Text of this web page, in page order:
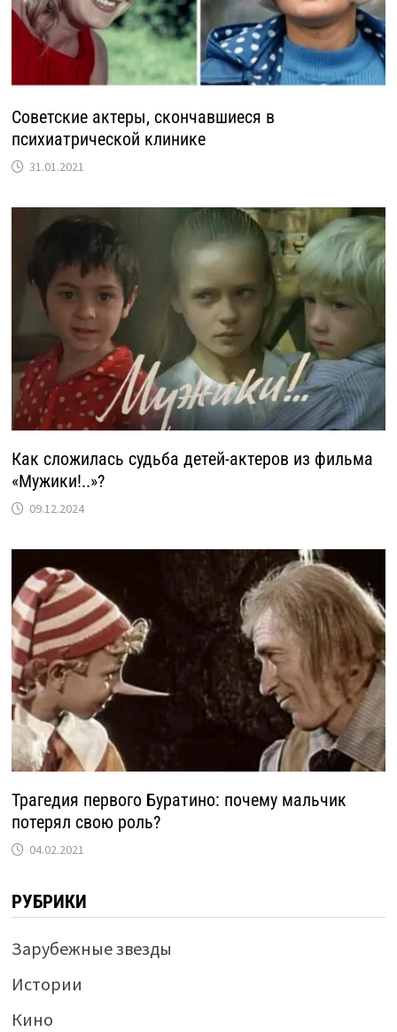
Советские актеры, скончавшиеся в
психиатрической клинике
31.01.2021
Как сложилась судьба детей-актеров из фильма
«Мужики!..»?
09.12.2024
Трагедия первого Буратино: почему мальчик
потерял свою роль?
04.02.2021
РУБРИКИ
Зарубежные звезды
Истории
Кино